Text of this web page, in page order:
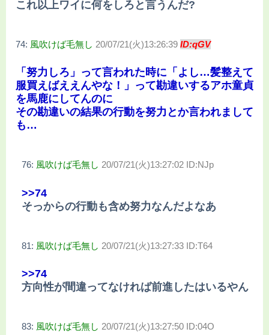
これ以上ワイに何をしろと言うんだ?
74: 風吹けば毛無し 20/07/21(火)13:26:39 ID:qGV
「努力しろ」って言われた時に「よし…髪整えて
服買えばええんやな！」って勘違いするアホ童貞
を馬鹿にしてんのに
その勘違いの結果の行動を努力とか言われまして
も…
76: 風吹けば毛無し 20/07/21(火)13:27:02 ID:NJp
>>74
そっからの行動も含め努力なんだよなあ
81: 風吹けば毛無し 20/07/21(火)13:27:33 ID:T64
>>74
方向性が間違ってなければ前進したはいるやん
83: 風吹けば毛無し 20/07/21(火)13:27:50 ID:04O